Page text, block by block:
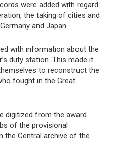
were added with regard
the taking of cities and
and Japan.
with information about the
duty station. This made it
to reconstruct the
fought in the Great
digitized from the award
of the provisional
the Central archive of the